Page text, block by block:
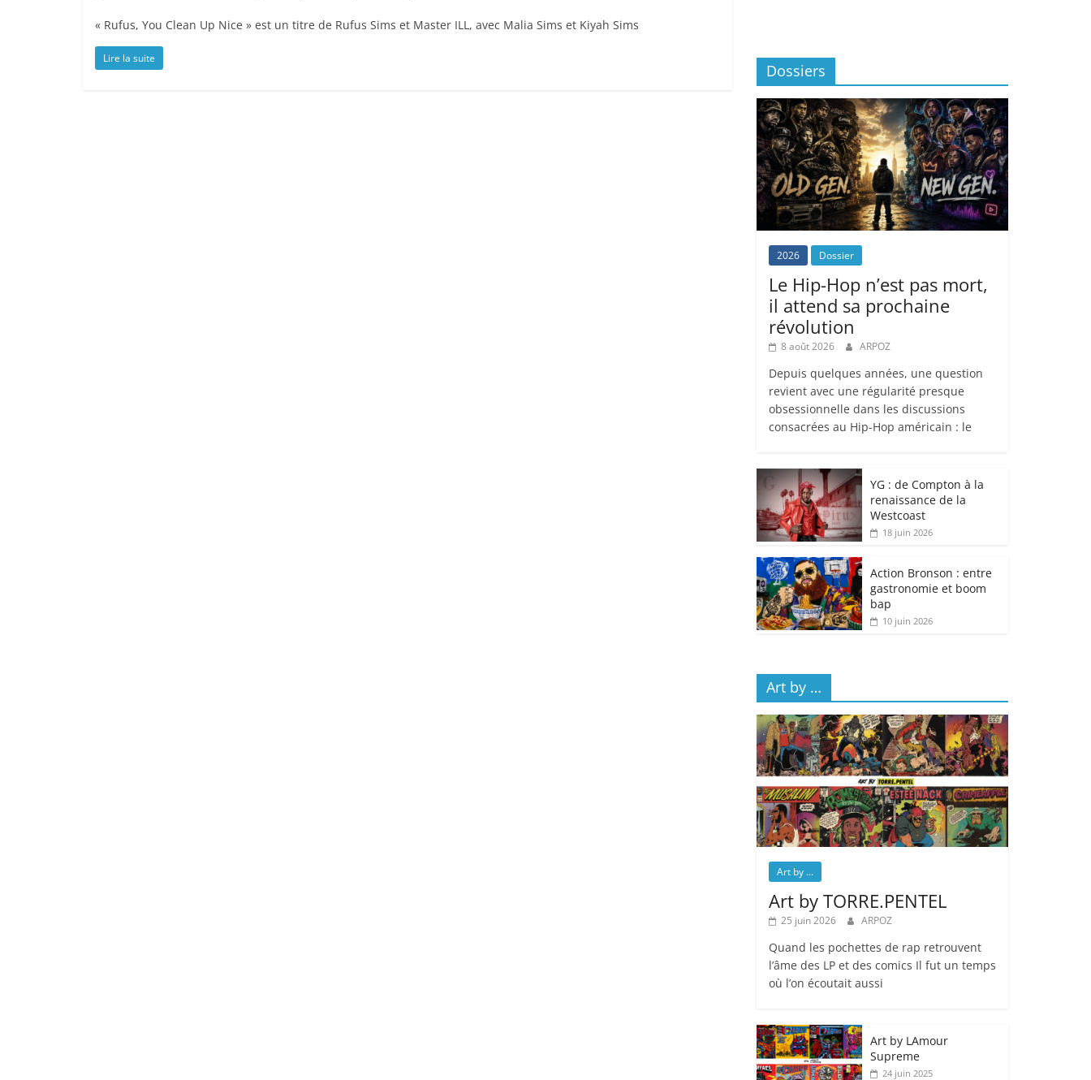
« Rufus, You Clean Up Nice » est un titre de Rufus Sims et Master ILL, avec Malia Sims et Kiyah Sims
Lire la suite
Dossiers
2026 Dossier
Le Hip-Hop n’est pas mort,
il attend sa prochaine
révolution
8 août 2026 ARPOZ
Depuis quelques années, une question
revient avec une régularité presque
obsessionnelle dans les discussions
consacrées au Hip-Hop américain : le
YG : de Compton à la
renaissance de la
Westcoast
18 juin 2026
Action Bronson : entre
gastronomie et boom
bap
10 juin 2026
Art by …
Art by ...
Art by TORRE.PENTEL
25 juin 2026 ARPOZ
Quand les pochettes de rap retrouvent
l’âme des LP et des comics Il fut un temps
où l’on écoutait aussi
Art by LAmour
Supreme
24 juin 2025